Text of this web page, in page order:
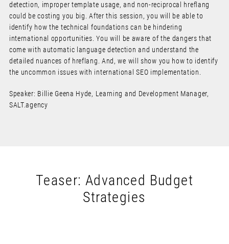
detection, improper template usage, and non-reciprocal hreflang
could be costing you big. After this session, you will be able to
identify how the technical foundations can be hindering
international opportunities. You will be aware of the dangers that
come with automatic language detection and understand the
detailed nuances of hreflang. And, we will show you how to identify
the uncommon issues with international SEO implementation.
Speaker: Billie Geena Hyde, Learning and Development Manager,
SALT.agency
Teaser: Advanced Budget
Strategies